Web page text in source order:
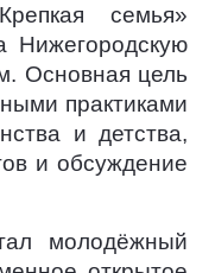
семья»
Нижегородскую
Основная цель
практиками
и детства,
и обсуждение
молодёжный